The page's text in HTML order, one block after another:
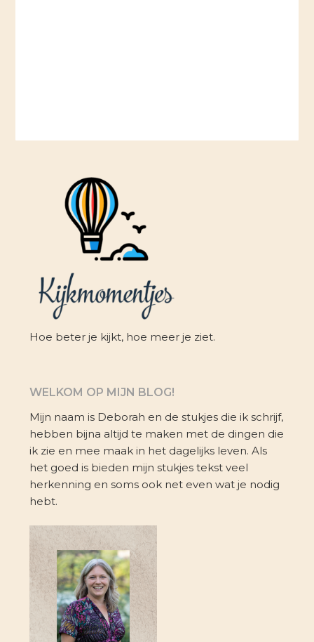
Hoe beter je kijkt, hoe meer je ziet.
WELKOM OP MIJN BLOG!
Mijn naam is Deborah en de stukjes die ik schrijf,
hebben bijna altijd te maken met de dingen die
ik zie en mee maak in het dagelijks leven. Als
het goed is bieden mijn stukjes tekst veel
herkenning en soms ook net even wat je nodig
hebt.